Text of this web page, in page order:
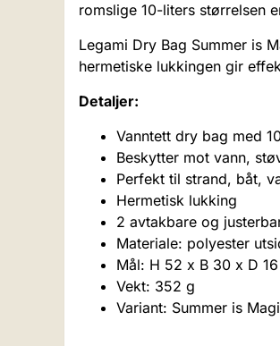
romslige 10-liters størrelsen
Legami Dry Bag Summer is
hermetiske lukkingen gir
Detaljer:
Vanntett dry bag med
Beskytter mot vann,
Perfekt til strand, båt,
Hermetisk lukking
2 avtakbare og
Materiale: polyester
Mål: H 52 x B 30 x D
Vekt: 352 g
Variant: Summer is